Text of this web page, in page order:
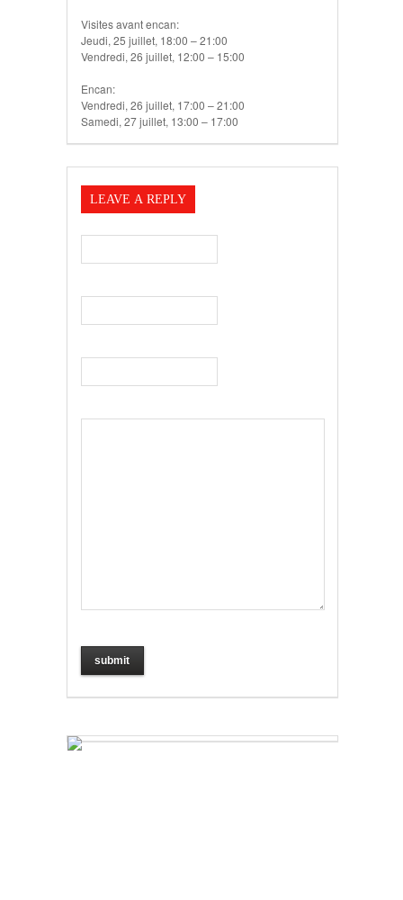
Visites avant encan:
Jeudi, 25 juillet, 18:00 – 21:00
Vendredi, 26 juillet, 12:00 – 15:00
Encan:
Vendredi, 26 juillet, 17:00 – 21:00
Samedi, 27 juillet, 13:00 – 17:00
LEAVE A REPLY